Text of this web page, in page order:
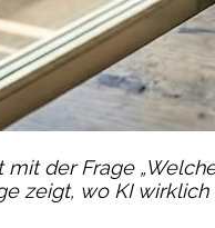
mit der Frage
zeigt, wo KI wirklich